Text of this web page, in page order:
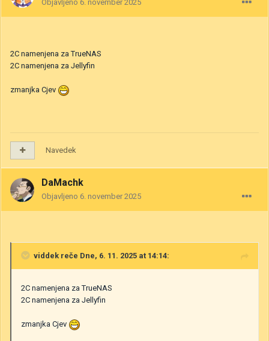
Objavljeno 6. november 2025
2C namenjena za TrueNAS
2C namenjena za Jellyfin
zmanjka Cjev
Navedek
DaMachk
Objavljeno 6. november 2025
viddek reče Dne, 6. 11. 2025 at 14:14:
2C namenjena za TrueNAS
2C namenjena za Jellyfin
zmanjka Cjev